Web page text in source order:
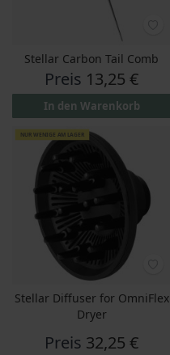
Stellar Carbon Tail Comb
Preis 13,25 €
In den Warenkorb
NUR WENIGE AM LAGER
Stellar Diffuser for OmniFlex
Dryer
Preis 32,25 €